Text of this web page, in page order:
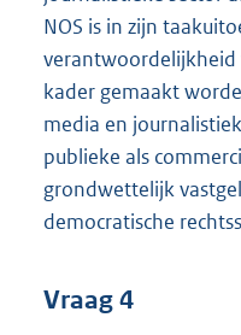
NOS is in zijn
verantwoordelijkheid
kader gemaakt
media en
publieke als
grondwettelijk
democratische
Vraag 4